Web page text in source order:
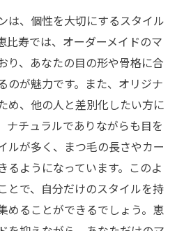
は、個性を大切にするスタイル
比寿では、オーダーメイドのマ
り、あなたの目の形や骨格に合
のが魅力です。また、オリジナ
め、他の人と差別化したい方に
ナチュラルでありながらも目を
ルが多く、まつ毛の長さやカー
るようになっています。このよ
とで、自分だけのスタイルを持
めることができるでしょう。恵